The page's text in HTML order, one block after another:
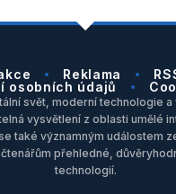
Reklama
osobních údajů
svět, moderní technologie
vysvětlení z oblasti umělé
také významným událostem
přehledné,
technologií.